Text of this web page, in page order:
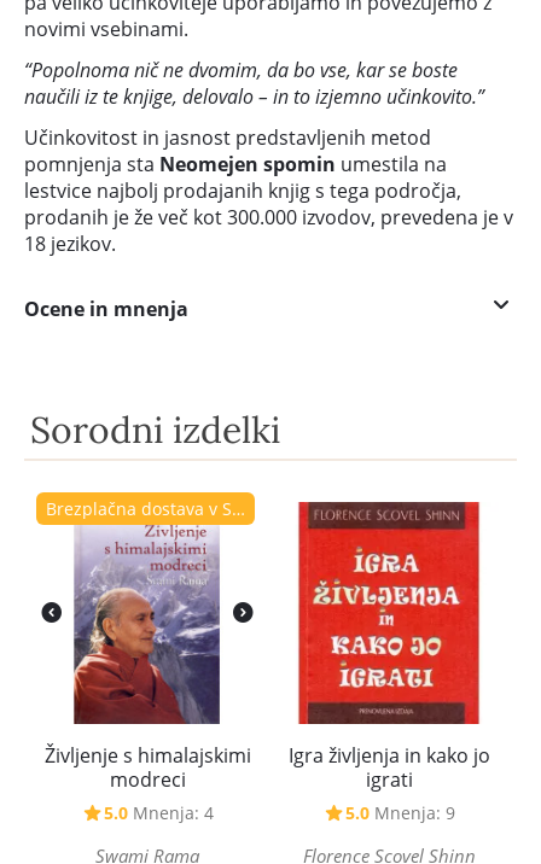
novimi vsebinami.
“Popolnoma nič ne dvomim, da bo vse, kar se boste
naučili iz te knjige, delovalo – in to izjemno učinkovito.”
Učinkovitost in jasnost predstavljenih metod
pomnjenja sta Neomejen spomin umestila na
lestvice najbolj prodajanih knjig s tega področja,
prodanih je že več kot 300.000 izvodov, prevedena je v
18 jezikov.
Ocene in mnenja
Sorodni izdelki
Brezplačna dostava v Sloveniji
Življenje s himalajskimi
modreci
5.0 Mnenja: 4
Swami Rama
Igra življenja in kako jo
igrati
5.0 Mnenja: 9
Florence Scovel Shinn